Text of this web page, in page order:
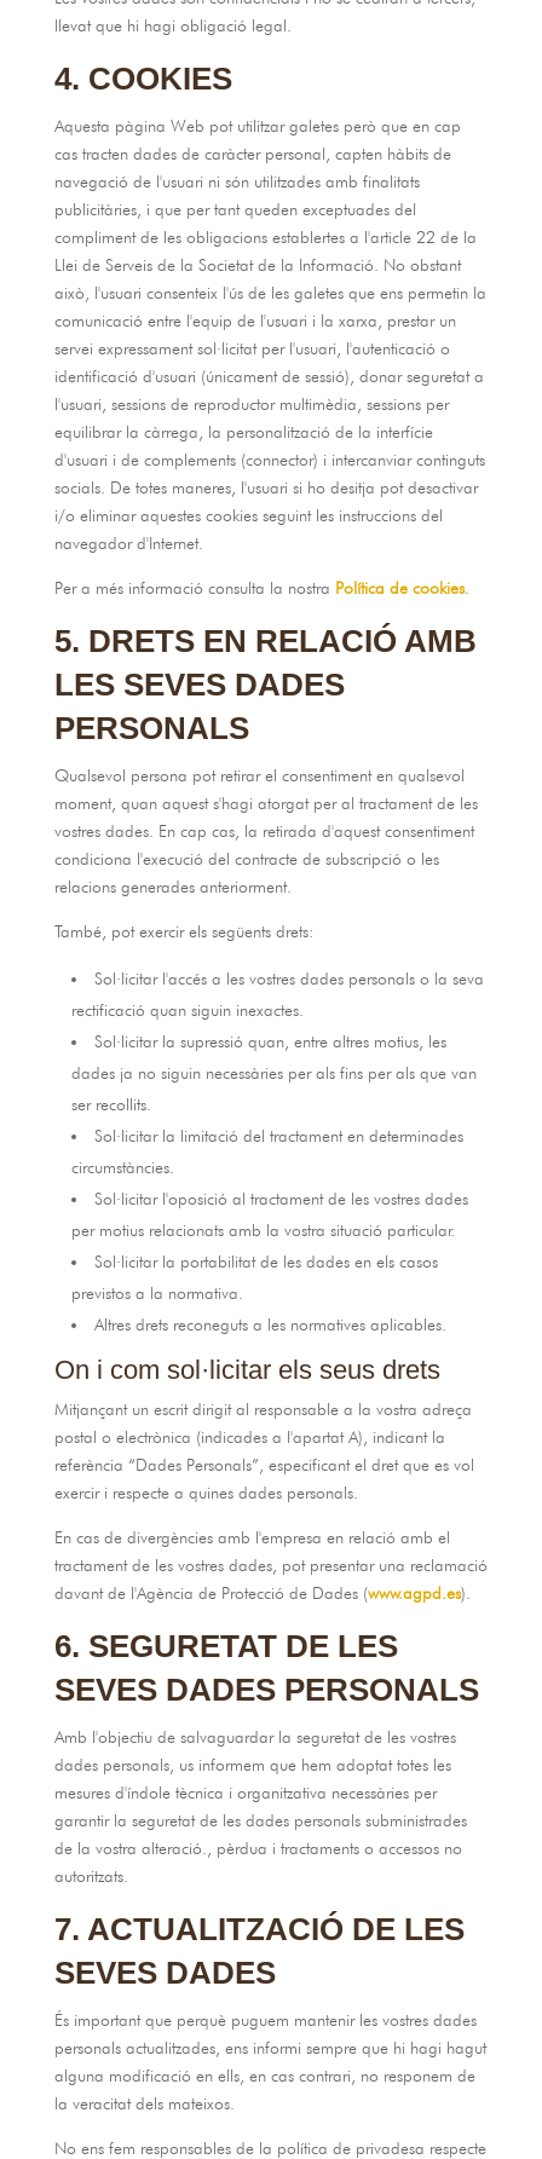
llevat que hi hagi obligació legal.
4. COOKIES
Aquesta pàgina Web pot utilitzar galetes però que en cap
cas tracten dades de caràcter personal, capten hàbits de
navegació de l'usuari ni són utilitzades amb finalitats
publicitàries, i que per tant queden exceptuades del
compliment de les obligacions establertes a l'article 22 de la
Llei de Serveis de la Societat de la Informació. No obstant
això, l'usuari consenteix l'ús de les galetes que ens permetin la
comunicació entre l'equip de l'usuari i la xarxa, prestar un
servei expressament sol·licitat per l'usuari, l'autenticació o
identificació d'usuari (únicament de sessió), donar seguretat a
l'usuari, sessions de reproductor multimèdia, sessions per
equilibrar la càrrega, la personalització de la interfície
d'usuari i de complements (connector) i intercanviar continguts
socials. De totes maneres, l'usuari si ho desitja pot desactivar
i/o eliminar aquestes cookies seguint les instruccions del
navegador d'Internet.
Per a més informació consulta la nostra Política de cookies.
5. DRETS EN RELACIÓ AMB
LES SEVES DADES
PERSONALS
Qualsevol persona pot retirar el consentiment en qualsevol
moment, quan aquest s'hagi atorgat per al tractament de les
vostres dades. En cap cas, la retirada d'aquest consentiment
condiciona l'execució del contracte de subscripció o les
relacions generades anteriorment.
També, pot exercir els següents drets:
Sol·licitar l'accés a les vostres dades personals o la seva
rectificació quan siguin inexactes.
Sol·licitar la supressió quan, entre altres motius, les
dades ja no siguin necessàries per als fins per als que van
ser recollits.
Sol·licitar la limitació del tractament en determinades
circumstàncies.
Sol·licitar l'oposició al tractament de les vostres dades
per motius relacionats amb la vostra situació particular.
Sol·licitar la portabilitat de les dades en els casos
previstos a la normativa.
Altres drets reconeguts a les normatives aplicables.
On i com sol·licitar els seus drets
Mitjançant un escrit dirigit al responsable a la vostra adreça
postal o electrònica (indicades a l'apartat A), indicant la
referència “Dades Personals”, especificant el dret que es vol
exercir i respecte a quines dades personals.
En cas de divergències amb l'empresa en relació amb el
tractament de les vostres dades, pot presentar una reclamació
davant de l'Agència de Protecció de Dades (www.agpd.es).
6. SEGURETAT DE LES
SEVES DADES PERSONALS
Amb l'objectiu de salvaguardar la seguretat de les vostres
dades personals, us informem que hem adoptat totes les
mesures d'índole tècnica i organitzativa necessàries per
garantir la seguretat de les dades personals subministrades
de la vostra alteració., pèrdua i tractaments o accessos no
autoritzats.
7. ACTUALITZACIÓ DE LES
SEVES DADES
És important que perquè puguem mantenir les vostres dades
personals actualitzades, ens informi sempre que hi hagi hagut
alguna modificació en ells, en cas contrari, no responem de
la veracitat dels mateixos.
No ens fem responsables de la política de privadesa respecte